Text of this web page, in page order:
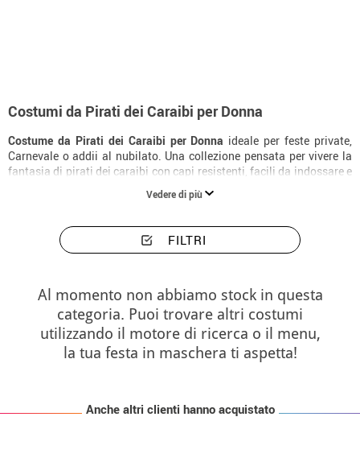
Costumi da Pirati dei Caraibi per Donna
Costume da Pirati dei Caraibi per Donna ideale per feste private,
Carnevale o addii al nubilato. Una collezione pensata per vivere la
fantasia di pirati dei caraibi con capi resistenti, facili da indossare e
con una finitura molto slanciante.Vedere di più
FILTRI
Al momento non abbiamo stock in questa
categoria. Puoi trovare altri costumi
utilizzando il motore di ricerca o il menu,
la tua festa in maschera ti aspetta!
Anche altri clienti hanno acquistato